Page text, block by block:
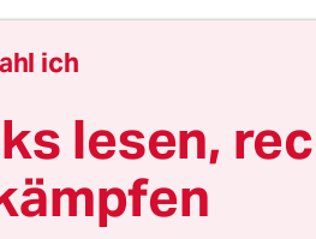
wurden in der
relativ gut
in anderen
und
insbesondere
einer Erklärung der OECD
ich
lesen,